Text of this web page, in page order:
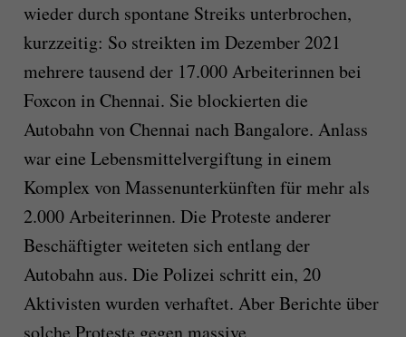
wieder durch spontane Streiks unterbrochen,
kurzzeitig: So streikten im Dezember 2021
mehrere tausend der 17.000 Arbeiterinnen bei
Foxcon in Chennai. Sie blockierten die
Autobahn von Chennai nach Bangalore. Anlass
war eine Lebensmittelvergiftung in einem
Komplex von Massenunterkünften für mehr als
2.000 Arbeiterinnen. Die Proteste anderer
Beschäftigter weiteten sich entlang der
Autobahn aus. Die Polizei schritt ein, 20
Aktivisten wurden verhaftet. Aber Berichte über